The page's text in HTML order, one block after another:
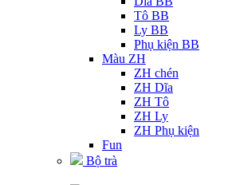
Tô BB
Ly BB
Phụ kiện BB
Màu ZH
ZH chén
ZH Dĩa
ZH Tô
ZH Ly
ZH Phụ kiện
Fun
Bộ trà